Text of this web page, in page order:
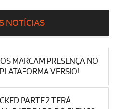
NOTÍCIAS
MARCAM PRESENÇA NO
VERSIO!
PARTE 2 TERÁ